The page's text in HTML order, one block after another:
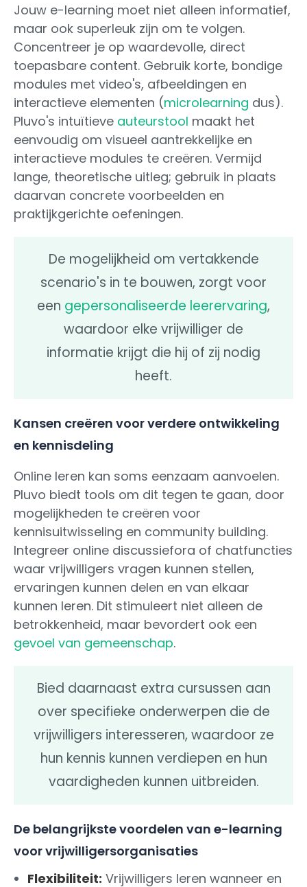
Jouw e-learning moet niet alleen informatief,
maar ook superleuk zijn om te volgen.
Concentreer je op waardevolle, direct
toepasbare content. Gebruik korte, bondige
modules met video's, afbeeldingen en
interactieve elementen (microlearning dus).
Pluvo's intuïtieve auteurstool maakt het
eenvoudig om visueel aantrekkelijke en
interactieve modules te creëren. Vermijd
lange, theoretische uitleg; gebruik in plaats
daarvan concrete voorbeelden en
praktijkgerichte oefeningen.
De mogelijkheid om vertakkende
scenario's in te bouwen, zorgt voor
een gepersonaliseerde leerervaring,
waardoor elke vrijwilliger de
informatie krijgt die hij of zij nodig
heeft.
Kansen creëren voor verdere ontwikkeling
en kennisdeling
Online leren kan soms eenzaam aanvoelen.
Pluvo biedt tools om dit tegen te gaan, door
mogelijkheden te creëren voor
kennisuitwisseling en community building.
Integreer online discussiefora of chatfuncties
waar vrijwilligers vragen kunnen stellen,
ervaringen kunnen delen en van elkaar
kunnen leren. Dit stimuleert niet alleen de
betrokkenheid, maar bevordert ook een
gevoel van gemeenschap.
Bied daarnaast extra cursussen aan
over specifieke onderwerpen die de
vrijwilligers interesseren, waardoor ze
hun kennis kunnen verdiepen en hun
vaardigheden kunnen uitbreiden.
De belangrijkste voordelen van e-learning
voor vrijwilligersorganisaties
Flexibiliteit: Vrijwilligers leren wanneer en